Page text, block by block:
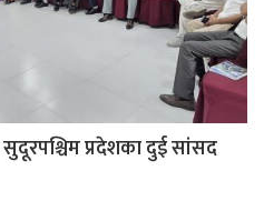
प्रदेशका दुई सांसद